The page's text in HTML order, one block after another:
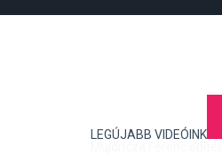
LEGÚJABB VIDEÓINK